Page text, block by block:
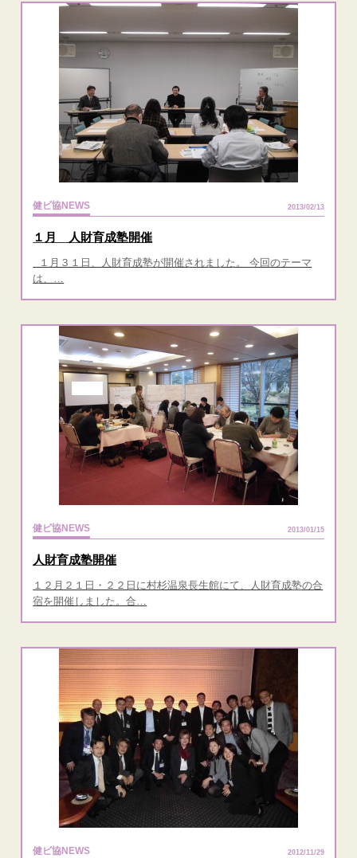
健ビ協NEWS 2013/02/13
１月 人財育成塾開催
１月３１日、人財育成塾が開催されました。 今回のテーマ
は、…
健ビ協NEWS 2013/01/15
人財育成塾開催
１２月２１日・２２日に村杉温泉長生館にて、人財育成塾の合
宿を開催しました。合…
健ビ協NEWS 2012/11/29